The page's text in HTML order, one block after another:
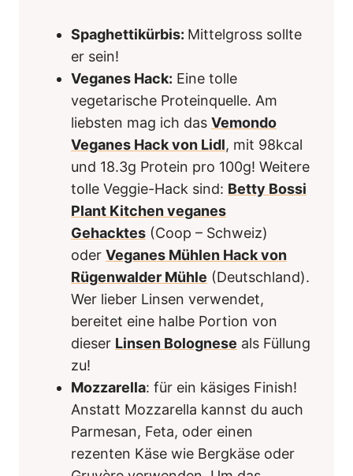
Spaghettikürbis: Mittelgross sollte
er sein!
Veganes Hack: Eine tolle
vegetarische Proteinquelle. Am
liebsten mag ich das Vemondo
Veganes Hack von Lidl, mit 98kcal
und 18.3g Protein pro 100g! Weitere
tolle Veggie-Hack sind: Betty Bossi
Plant Kitchen veganes
Gehacktes (Coop – Schweiz)
oder Veganes Mühlen Hack von
Rügenwalder Mühle (Deutschland).
Wer lieber Linsen verwendet,
bereitet eine halbe Portion von
dieser Linsen Bolognese als Füllung
zu!
Mozzarella: für ein käsiges Finish!
Anstatt Mozzarella kannst du auch
Parmesan, Feta, oder einen
rezenten Käse wie Bergkäse oder